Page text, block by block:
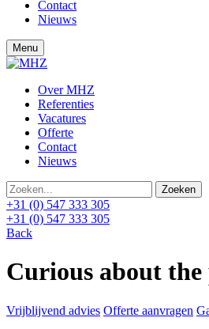
Contact
Nieuws
Menu
Over MHZ
Referenties
Vacatures
Offerte
Contact
Nieuws
+31 (0) 547 333 305
+31 (0) 547 333 305
Back
Curious about the
Vrijblijvend advies Offerte aanvragen